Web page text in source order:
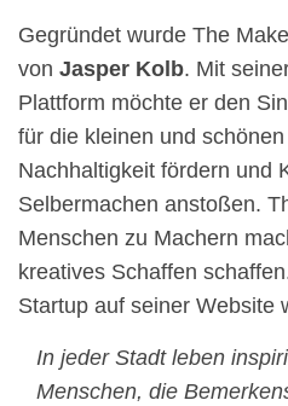
Gegründet wurde The
von Jasper Kolb. Mit
Plattform möchte er den
für die kleinen und
Nachhaltigkeit fördern und
Selbermachen anstoßen.
Menschen zu Machern
kreatives Schaffen
Startup auf seiner Website
In jeder Stadt leben
Menschen, die